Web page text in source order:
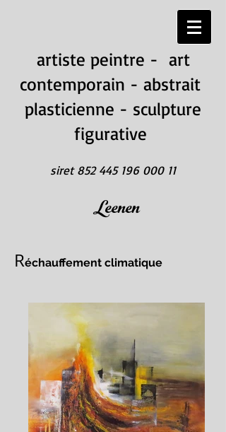
artiste peintre - art
contemporain - abstrait
plasticienne - sculpture
figurative
siret852 445 196 000 11
Leenen
Réchauffement climatique